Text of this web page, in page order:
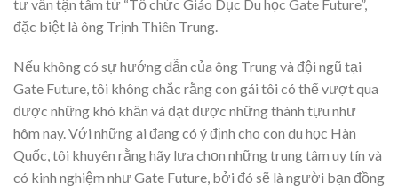
tư vấn tận tâm từ “Tổ chức Giáo Dục Du học Gate Future”,
đặc biệt là ông Trịnh Thiên Trung.
Nếu không có sự hướng dẫn của ông Trung và đội ngũ tại
Gate Future, tôi không chắc rằng con gái tôi có thể vượt qua
được những khó khăn và đạt được những thành tựu như
hôm nay. Với những ai đang có ý định cho con du học Hàn
Quốc, tôi khuyên rằng hãy lựa chọn những trung tâm uy tín và
có kinh nghiệm như Gate Future, bởi đó sẽ là người bạn đồng